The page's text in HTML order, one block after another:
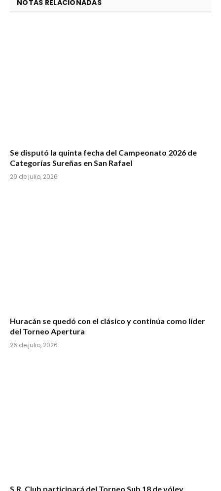
NOTAS RELACIONADAS
Se disputó la quinta fecha del Campeonato 2026 de
Categorías Sureñas en San Rafael
29 de julio, 2026
Huracán se quedó con el clásico y continúa como líder
del Torneo Apertura
26 de julio, 2026
S.R. Club participará del Torneo Sub 18 de vóley